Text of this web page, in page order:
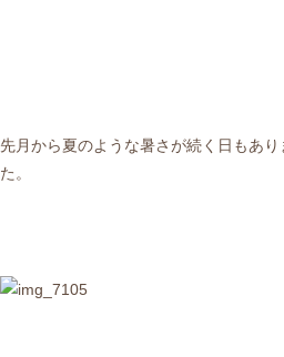
先月から夏のような暑さが続く日もあ
た。